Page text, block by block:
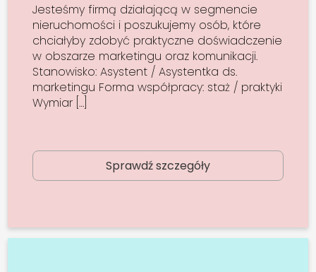
Jesteśmy firmą działającą w segmencie
nieruchomości i poszukujemy osób, które
chciałyby zdobyć praktyczne doświadczenie
w obszarze marketingu oraz komunikacji.
Stanowisko: Asystent / Asystentka ds.
marketingu Forma współpracy: staż / praktyki
Wymiar […]
Sprawdź szczegóły